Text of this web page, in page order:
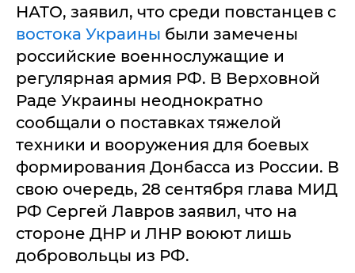
НАТО, заявил, что среди повстанцев с
востока Украины были замечены
российские военнослужащие и
регулярная армия РФ. В Верховной
Раде Украины неоднократно
сообщали о поставках тяжелой
техники и вооружения для боевых
формирования Донбасса из России. В
свою очередь, 28 сентября глава МИД
РФ Сергей Лавров заявил, что на
стороне ДНР и ЛНР воюют лишь
добровольцы из РФ.